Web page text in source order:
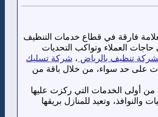
فارقة في قطاع خدمات التنظيف
العملاء وتواكب التحديات
شركة تنظيف بالرياض ، شركة تسليك
على حد سواء، من خلال باقة من
من أولى الخدمات التي ركزت عليها
وتعيد للمنازل بريقها